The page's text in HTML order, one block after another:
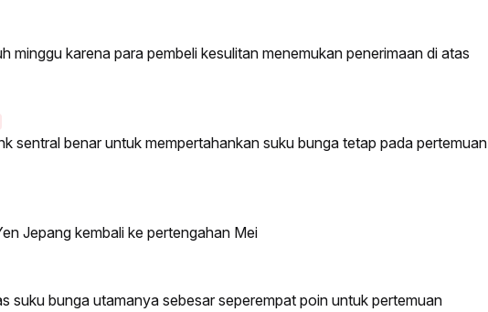
minggu karena para pembeli kesulitan menemukan penerimaan di atas
sentral benar untuk mempertahankan suku bunga tetap pada pertemuan
Jepang kembali ke pertengahan Mei
suku bunga utamanya sebesar seperempat poin untuk pertemuan